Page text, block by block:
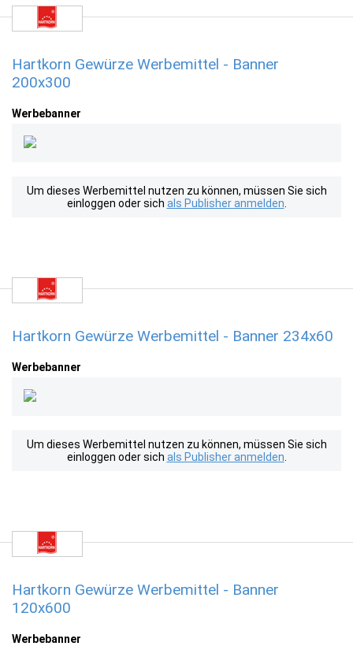
Hartkorn Gewürze Werbemittel - Banner
200x300
Werbebanner
Um dieses Werbemittel nutzen zu können, müssen Sie sich
einloggen oder sich als Publisher anmelden
Hartkorn Gewürze Werbemittel - Banner 234x60
Werbebanner
Um dieses Werbemittel nutzen zu können, müssen Sie sich
einloggen oder sich als Publisher anmelden
Hartkorn Gewürze Werbemittel - Banner
120x600
Werbebanner